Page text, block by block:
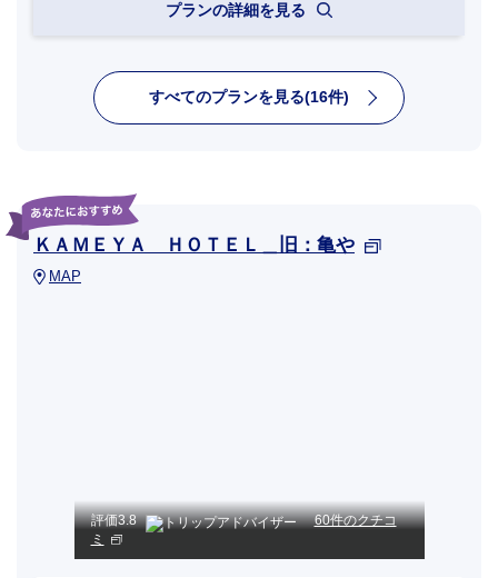
プランの詳細を見る
すべてのプランを見る(16件)
ＫＡＭＥＹＡ ＨＯＴＥＬ＿旧：亀や
MAP
評価3.8
60件のクチコ
ミ